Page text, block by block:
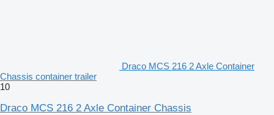
Draco MCS 216 2 Axle Container
Chassis container trailer
10
Draco MCS 216 2 Axle Container Chassis